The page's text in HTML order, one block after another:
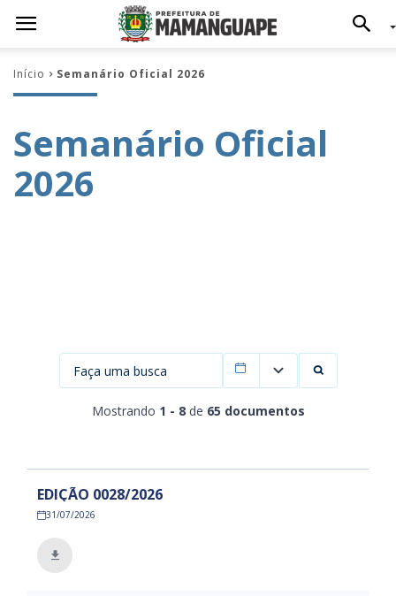
Início Semanário Oficial 2026
Semanário Oficial
2026
Mostrando 1 - 8 de 65 documentos
Filtrar por data
EDIÇÃO 0028/2026
31/07/2026